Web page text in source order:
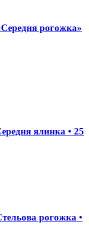
рогожка»
ялинка • 25
рогожка •